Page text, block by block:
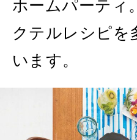
ホームパーティ
クテルレシピを
います。